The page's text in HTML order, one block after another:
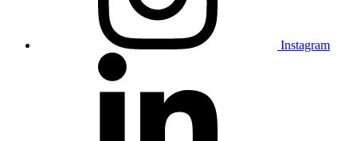
Instagram